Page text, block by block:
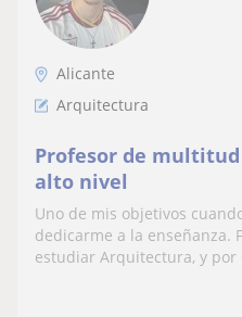
Alicante
Arquitectura
Profesor de
alto nivel
Uno de mis objetivos
dedicarme a la enseñanza.
estudiar Arquitectura, y por